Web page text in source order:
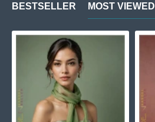
BESTSELLER MOST VIEWED